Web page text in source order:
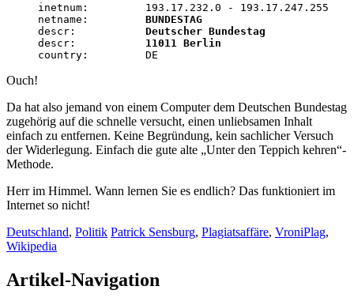
inetnum:         193.17.232.0 - 193.17.247.255
netname: BUNDESTAG
descr: Deutscher Bundestag
descr: 11011 Berlin
country:         DE
Ouch!
Da hat also jemand von einem Computer dem Deutschen Bundestag
zugehörig auf die schnelle versucht, einen unliebsamen Inhalt
einfach zu entfernen. Keine Begründung, kein sachlicher Versuch
der Widerlegung. Einfach die gute alte „Unter den Teppich kehren“-
Methode.
Herr im Himmel. Wann lernen Sie es endlich? Das funktioniert im
Internet so nicht!
Deutschland, Politik Patrick Sensburg, Plagiatsaffäre, VroniPlag,
Wikipedia
Artikel-Navigation